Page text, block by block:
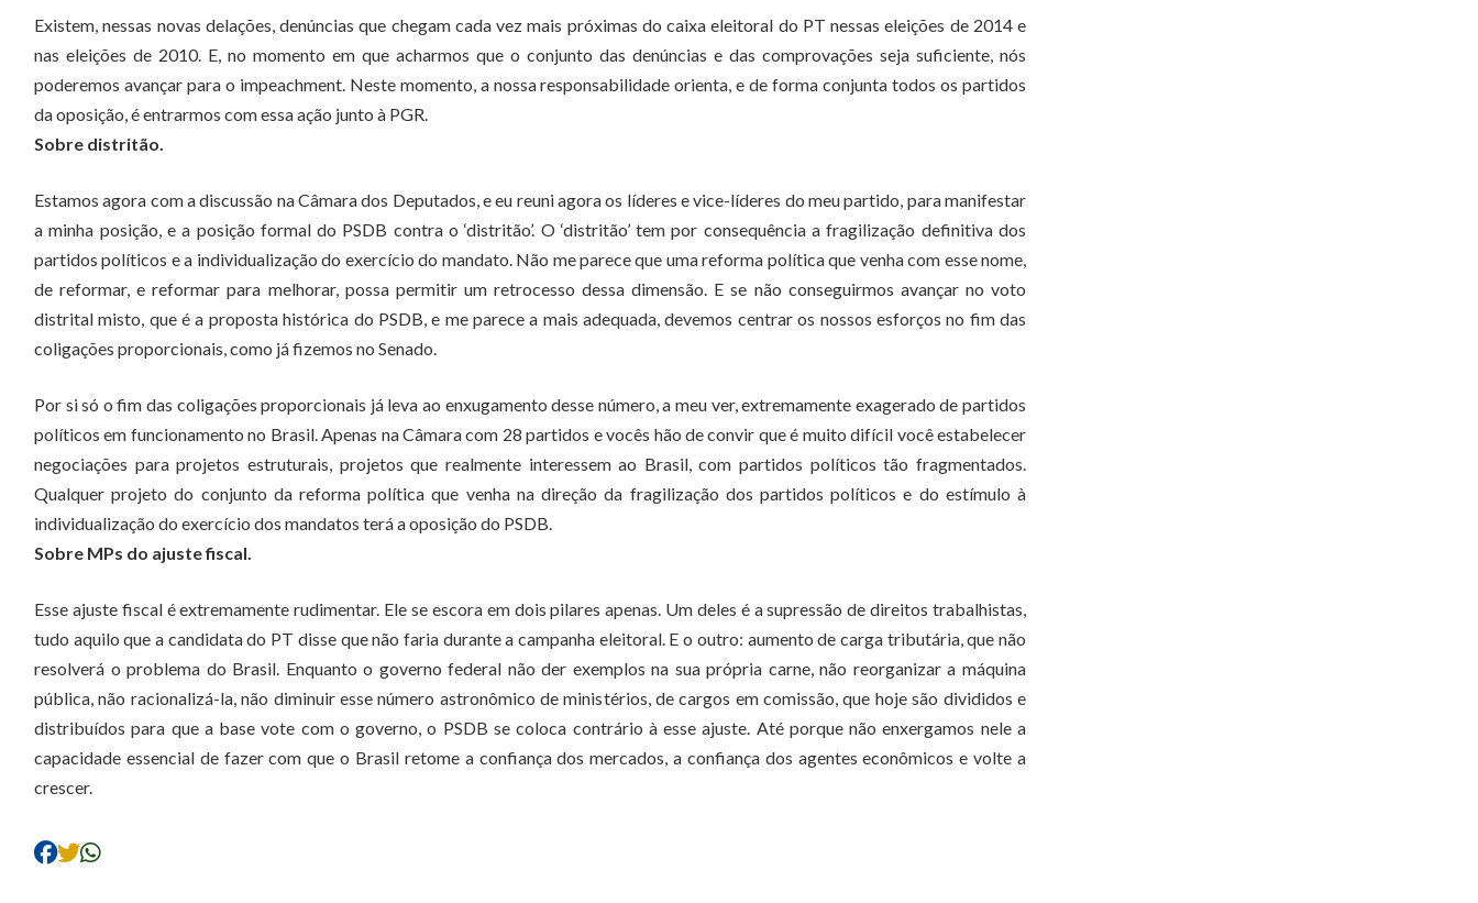
Existem, nessas novas delações, denúncias que chegam cada vez mais próximas do caixa eleitoral do PT nessas eleições de 2014 e
nas eleições de 2010. E, no momento em que acharmos que o conjunto das denúncias e das comprovações seja suficiente, nós
poderemos avançar para o impeachment. Neste momento, a nossa responsabilidade orienta, e de forma conjunta todos os partidos
da oposição, é entrarmos com essa ação junto à PGR.
Sobre distritão.
Estamos agora com a discussão na Câmara dos Deputados, e eu reuni agora os líderes e vice-líderes do meu partido, para manifestar
a minha posição, e a posição formal do PSDB contra o ‘distritão’. O ‘distritão’ tem por consequência a fragilização definitiva dos
partidos políticos e a individualização do exercício do mandato. Não me parece que uma reforma política que venha com esse nome,
de reformar, e reformar para melhorar, possa permitir um retrocesso dessa dimensão. E se não conseguirmos avançar no voto
distrital misto, que é a proposta histórica do PSDB, e me parece a mais adequada, devemos centrar os nossos esforços no fim das
coligações proporcionais, como já fizemos no Senado.
Por si só o fim das coligações proporcionais já leva ao enxugamento desse número, a meu ver, extremamente exagerado de partidos
políticos em funcionamento no Brasil. Apenas na Câmara com 28 partidos e vocês hão de convir que é muito difícil você estabelecer
negociações para projetos estruturais, projetos que realmente interessem ao Brasil, com partidos políticos tão fragmentados.
Qualquer projeto do conjunto da reforma política que venha na direção da fragilização dos partidos políticos e do estímulo à
individualização do exercício dos mandatos terá a oposição do PSDB.
Sobre MPs do ajuste fiscal.
Esse ajuste fiscal é extremamente rudimentar. Ele se escora em dois pilares apenas. Um deles é a supressão de direitos trabalhistas,
tudo aquilo que a candidata do PT disse que não faria durante a campanha eleitoral. E o outro: aumento de carga tributária, que não
resolverá o problema do Brasil. Enquanto o governo federal não der exemplos na sua própria carne, não reorganizar a máquina
pública, não racionalizá-la, não diminuir esse número astronômico de ministérios, de cargos em comissão, que hoje são divididos e
distribuídos para que a base vote com o governo, o PSDB se coloca contrário à esse ajuste. Até porque não enxergamos nele a
capacidade essencial de fazer com que o Brasil retome a confiança dos mercados, a confiança dos agentes econômicos e volte a
crescer.